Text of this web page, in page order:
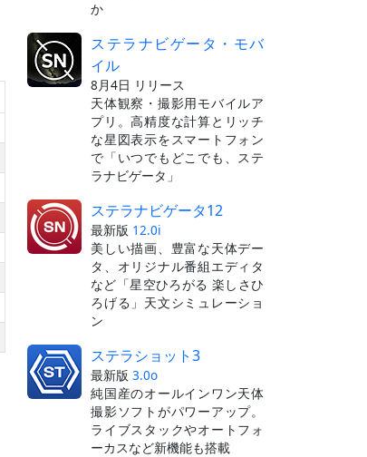
か
ステラナビゲータ・モバ
イル
8月4日 リリース
天体観察・撮影用モバイルア
プリ。高精度な計算とリッチ
な星図表示をスマートフォン
で「いつでもどこでも、ステ
ラナビゲータ」
ステラナビゲータ12
最新版 12.0i
美しい描画、豊富な天体デー
タ、オリジナル番組エディタ
など「星空ひろがる 楽しさひ
ろげる」天文シミュレーショ
ン
ステラショット3
最新版 3.0o
純国産のオールインワン天体
撮影ソフトがパワーアップ。
ライブスタックやオートフォ
ーカスなど新機能も搭載